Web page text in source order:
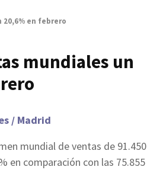
en febrero
mundiales un
/ Madrid
mundial de ventas de 91.450
en comparación con las 75.855